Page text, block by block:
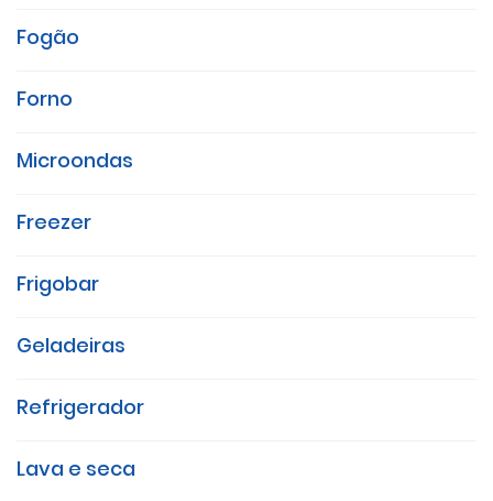
Fogão
Forno
Microondas
Freezer
Frigobar
Geladeiras
Refrigerador
Lava e seca